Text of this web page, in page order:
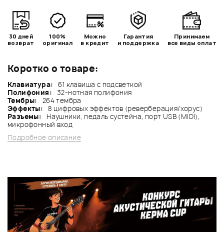
Коротко о товаре:
Клавиатура: 61 клавиша с подсветкой
Полифония: 32-нотная полифония
Тембры: 264 тембра
Эффекты: 8 цифровых эффектов (реверберация/хорус)
Разъемы: Наушники, педаль сустейна, порт USB (MIDI),
микрофонный вход
Подробное описание
30 дней
возврат
100%
оригинал
Можно
в кредит
Гарантия
и поддержка
Принимаем
все виды оплат